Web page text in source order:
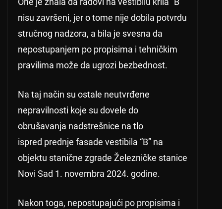
nisu završeni, jer o tome nije dobila potvrdu
stručnog nadzora, a bila je svesna da
nepostupanjem po propisima i tehničkim
pravilima može da ugrozi bezbednost.
Na taj način su ostale neutvrđene
nepravilnosti koje su dovele do
obrušavanja nadstrešnice na tlo
ispred prednje fasade vestibila “B” na
objektu stanične zgrade Železničke stanice
Novi Sad 1. novembra 2024. godine.
Nakon toga, nepostupajući po propisima i